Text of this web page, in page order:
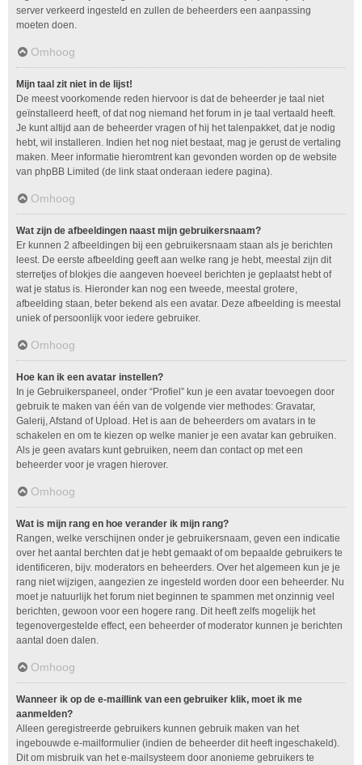
server verkeerd ingesteld en zullen de beheerders een aanpassing
moeten doen.
Omhoog
Mijn taal zit niet in de lijst!
De meest voorkomende reden hiervoor is dat de beheerder je taal niet
geïnstalleerd heeft, of dat nog niemand het forum in je taal vertaald heeft.
Je kunt altijd aan de beheerder vragen of hij het talenpakket, dat je nodig
hebt, wil installeren. Indien het nog niet bestaat, mag je gerust de vertaling
maken. Meer informatie hieromtrent kan gevonden worden op de website
van phpBB Limited (de link staat onderaan iedere pagina).
Omhoog
Wat zijn de afbeeldingen naast mijn gebruikersnaam?
Er kunnen 2 afbeeldingen bij een gebruikersnaam staan als je berichten
leest. De eerste afbeelding geeft aan welke rang je hebt, meestal zijn dit
sterretjes of blokjes die aangeven hoeveel berichten je geplaatst hebt of
wat je status is. Hieronder kan nog een tweede, meestal grotere,
afbeelding staan, beter bekend als een avatar. Deze afbeelding is meestal
uniek of persoonlijk voor iedere gebruiker.
Omhoog
Hoe kan ik een avatar instellen?
In je Gebruikerspaneel, onder “Profiel” kun je een avatar toevoegen door
gebruik te maken van één van de volgende vier methodes: Gravatar,
Galerij, Afstand of Upload. Het is aan de beheerders om avatars in te
schakelen en om te kiezen op welke manier je een avatar kan gebruiken.
Als je geen avatars kunt gebruiken, neem dan contact op met een
beheerder voor je vragen hierover.
Omhoog
Wat is mijn rang en hoe verander ik mijn rang?
Rangen, welke verschijnen onder je gebruikersnaam, geven een indicatie
over het aantal berchten dat je hebt gemaakt of om bepaalde gebruikers te
identificeren, bijv. moderators en beheerders. Over het algemeen kun je je
rang niet wijzigen, aangezien ze ingesteld worden door een beheerder. Nu
moet je natuurlijk het forum niet beginnen te spammen met onzinnig veel
berichten, gewoon voor een hogere rang. Dit heeft zelfs mogelijk het
tegenovergestelde effect, een beheerder of moderator kunnen je berichten
aantal doen dalen.
Omhoog
Wanneer ik op de e-maillink van een gebruiker klik, moet ik me
aanmelden?
Alleen geregistreerde gebruikers kunnen gebruik maken van het
ingebouwde e-mailformulier (indien de beheerder dit heeft ingeschakeld).
Dit om misbruik van het e-mailsysteem door anonieme gebruikers te